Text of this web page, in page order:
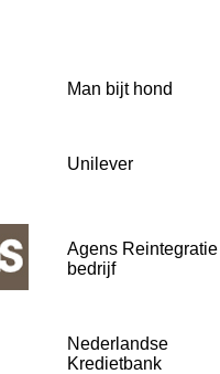
Man bijt hond
Unilever
Agens Reintegratie
bedrijf
Nederlandse
Kredietbank